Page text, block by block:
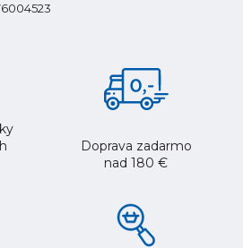
Doprava zadarmo
nad 180 €